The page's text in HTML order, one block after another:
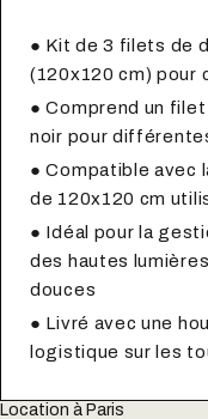
● Kit de 3 filets de
(120x120 cm) pour
● Comprend un
noir pour
● Compatible avec
de 120x120 cm
● Idéal pour la
des hautes
douces
● Livré avec une
logistique sur les
Location à Paris